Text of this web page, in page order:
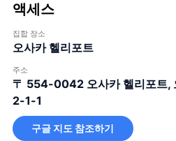
액세스
집합 장소
오사카 헬리포트
주소
〒 554-0042 오사카 헬리포트,
2-1-1
구글 지도 참조하기